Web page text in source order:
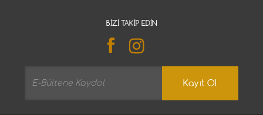
BIZI TAKIP EDIN
Kayıt Ol